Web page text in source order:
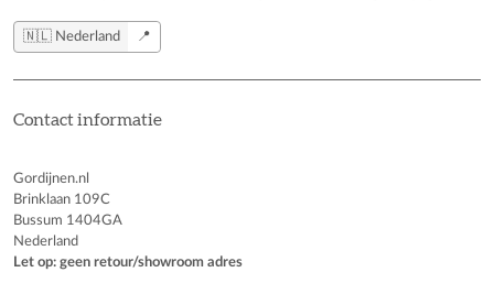
🇳🇱 Nederland 📍
Contact informatie
Gordijnen.nl
Brinklaan 109C
Bussum 1404GA
Nederland
Let op: geen retour/showroom adres